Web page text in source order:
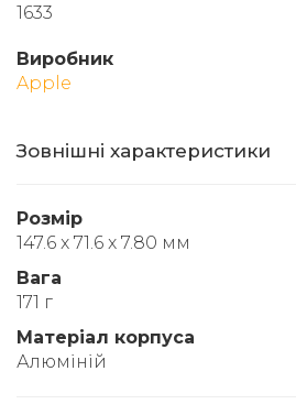
1633
Виробник
Apple
Зовнішні характеристики
Розмір
147.6 x 71.6 x 7.80 мм
Вага
171 г
Матеріал корпуса
Алюміній